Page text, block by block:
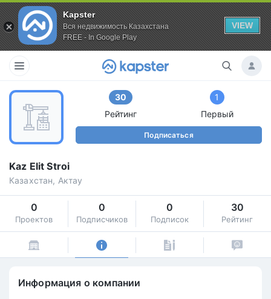
Kapster
Вся недвижимость Казахстана
FREE - In Google Play
VIEW
30
Рейтинг
1
Первый
Подписаться
Kaz Elit Stroi
Казахстан, Актау
0
Проектов
0
Подписчиков
0
Подписок
30
Рейтинг
Информация о компании